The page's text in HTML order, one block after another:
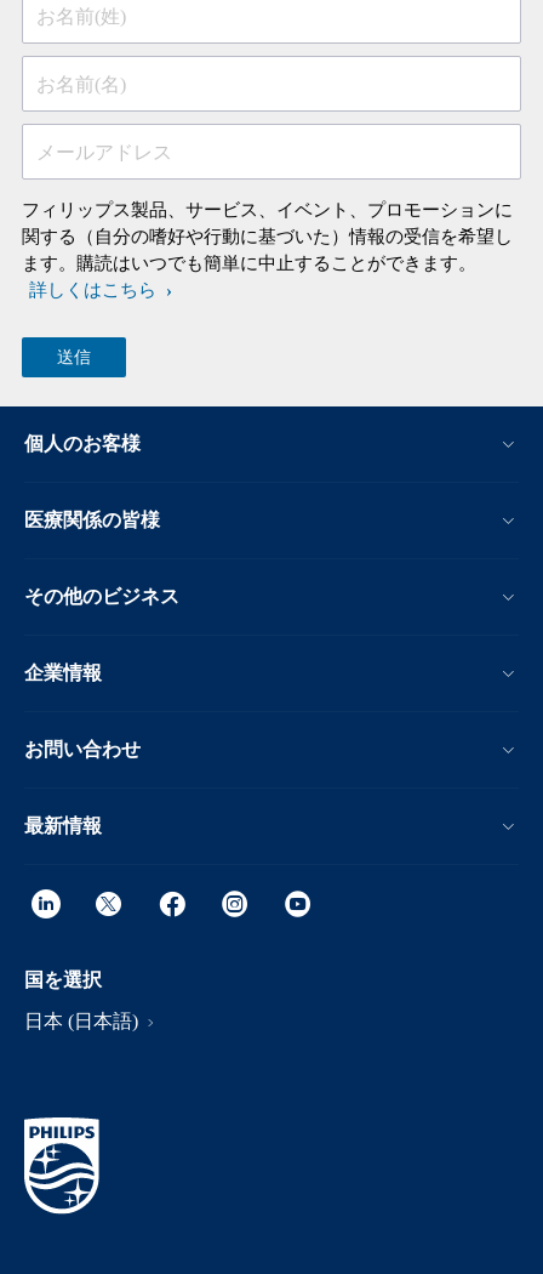
お名前(姓)
お名前(名)
メールアドレス
フィリップス製品、サービス、イベント、プロモーションに
関する（自分の嗜好や行動に基づいた）情報の受信を希望し
ます。購読はいつでも簡単に中止することができます。
詳しくはこちら
個人のお客様
医療関係の皆様
その他のビジネス
企業情報
お問い合わせ
最新情報
国を選択
日本 (日本語)